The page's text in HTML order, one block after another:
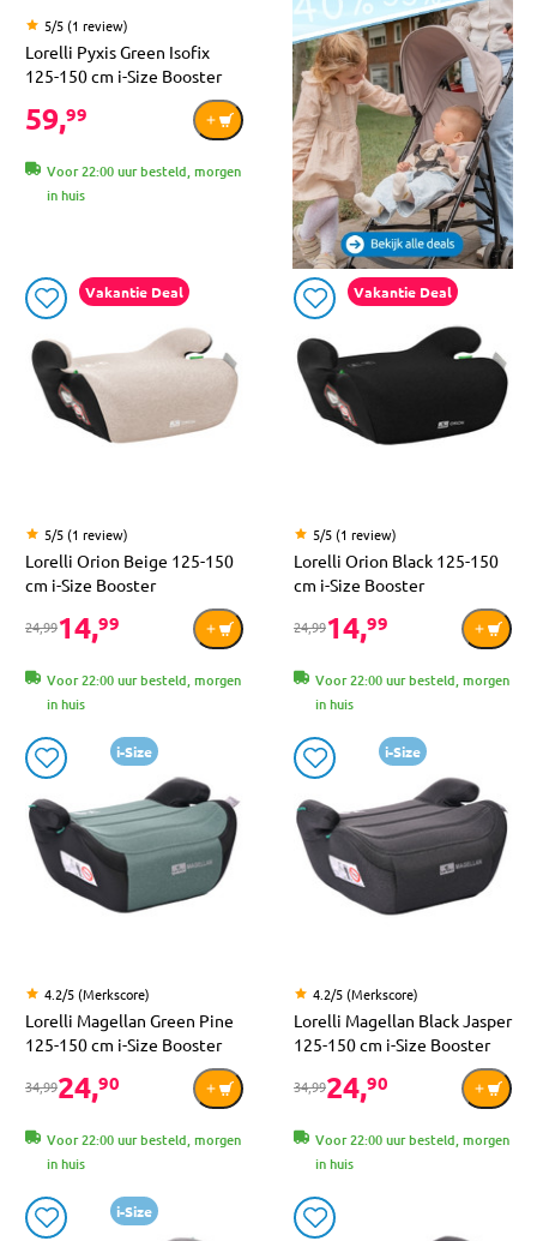
5/5 (1 review)
Lorelli Pyxis Green Isofix
125-150 cm i-Size Booster
59,99
Voor 22:00 uur besteld, morgen
in huis
Vakantie Deal
5/5 (1 review)
Lorelli Orion Beige 125-150
cm i-Size Booster
24,9914,99
Voor 22:00 uur besteld, morgen
in huis
Vakantie Deal
5/5 (1 review)
Lorelli Orion Black 125-150
cm i-Size Booster
24,9914,99
Voor 22:00 uur besteld, morgen
in huis
i-Size
4.2/5 (Merkscore)
Lorelli Magellan Green Pine
125-150 cm i-Size Booster
34,9924,90
Voor 22:00 uur besteld, morgen
in huis
i-Size
4.2/5 (Merkscore)
Lorelli Magellan Black Jasper
125-150 cm i-Size Booster
34,9924,90
Voor 22:00 uur besteld, morgen
in huis
i-Size